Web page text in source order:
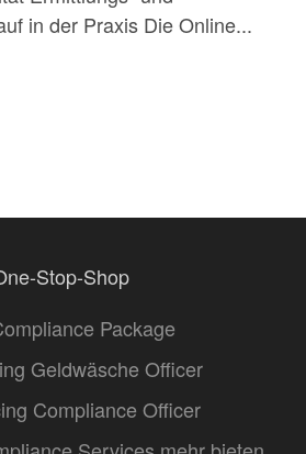
in der Praxis Die Online...
Stop-Shop
Package
Geldwäsche Officer
Compliance Officer